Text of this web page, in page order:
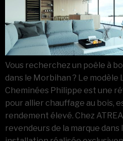
Vous recherchez un poêle à
dans le Morbihan ? Le modèle
Cheminées Philippe est une
pour allier chauffage au bois,
rendement élevé. Chez
revendeurs de la marque